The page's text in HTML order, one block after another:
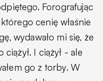
Forografując
cenię właśnie
wydawało mi się, że
I ciążył - ale
go z torby. W